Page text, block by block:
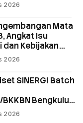
2026
Mata
Angkat Isu
Kebijakan
2026
SINERGI Batch
Bengkulu
2026